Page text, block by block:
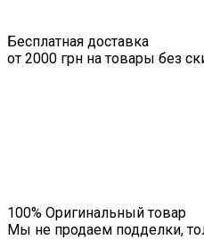
Бесплатная доставка
от 2000 грн на товары без
100% Оригинальный товар
Мы не продаем подделки,